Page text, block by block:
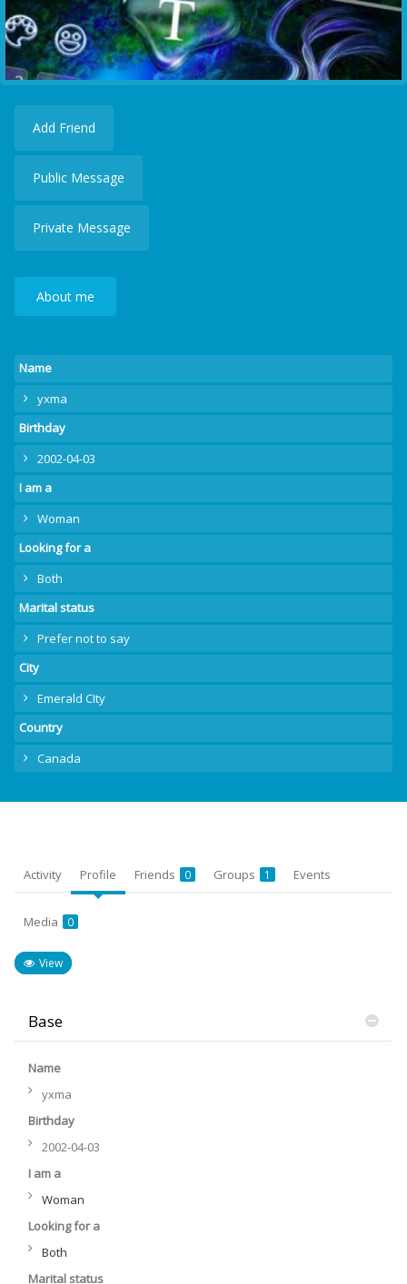
Add Friend
Public Message
Private Message
About me
Name
yxma
Birthday
2002-04-03
I am a
Woman
Looking for a
Both
Marital status
Prefer not to say
City
Emerald CIty
Country
Canada
Activity Profile Friends 0 Groups 1 Events
Media 0
View
Base
Name
yxma
Birthday
2002-04-03
I am a
Woman
Looking for a
Both
Marital status